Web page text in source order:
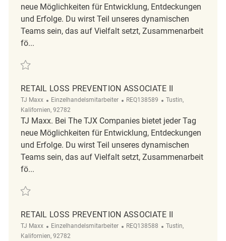
neue Möglichkeiten für Entwicklung, Entdeckungen
und Erfolge. Du wirst Teil unseres dynamischen
Teams sein, das auf Vielfalt setzt, Zusammenarbeit
fö...
Retten Retall Loss Prevention Associate II REQ141527
RETAIL LOSS PREVENTION ASSOCIATE II
TJ Maxx Kategorie
Einzelhandelsmitarbeiter ReqId
REQ138589 Ort
Tustin,
Kalifornien, 92782
TJ Maxx. Bei The TJX Companies bietet jeder Tag
neue Möglichkeiten für Entwicklung, Entdeckungen
und Erfolge. Du wirst Teil unseres dynamischen
Teams sein, das auf Vielfalt setzt, Zusammenarbeit
fö...
Retten Retail Loss Prevention Associate II REQ138589
RETAIL LOSS PREVENTION ASSOCIATE II
TJ Maxx Kategorie
Einzelhandelsmitarbeiter ReqId
REQ138588 Ort
Tustin,
Kalifornien, 92782